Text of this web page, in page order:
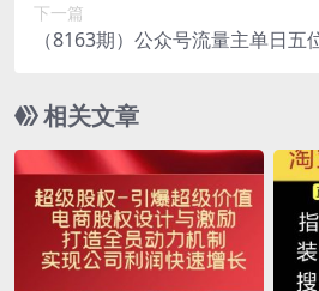
下一篇
（8163期）公众号流量主单日五
相关文章